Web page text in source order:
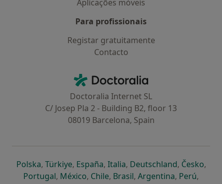
Aplicações móveis
Para profissionais
Registar gratuitamente
Contacto
Doctoralia - Homepage
Doctoralia Internet SL
C/ Josep Pla 2 - Building B2, floor 13
08019 Barcelona, Spain
Polskaabre num novo separador
, Türkiyeabre num novo separador
, Españaabre num novo separador
, Italiaabre num novo
, Deutschlandabre num
, Česko,
Portugalabre num novo separador
, Méxicoabre num novo separador
, Chileabre num novo separador
, Brasilabre num novo
, Argentinaabre num
, Perúabre
,